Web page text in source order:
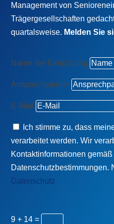
Management von
Trägergesellschaften
quartalsweise. Melden Sie
Name der Einrichtung
Ansprechpartner
E-Mail
Ich stimme zu, dass
verarbeitet werden. Wir
Kontaktinformationen
Datenschutzbestimmungen.
Datenschutz
9 + 14 =